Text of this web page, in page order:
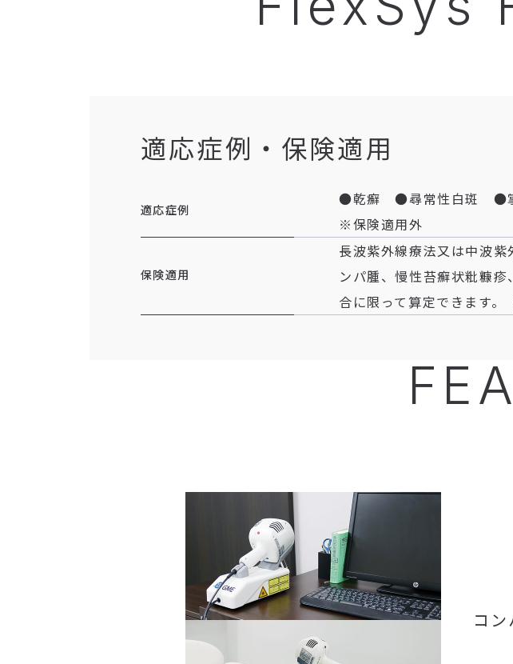
適応症例・保険適用
適応症例
●乾癬 ●尋常性白斑 ●
※保険適用外
保険適用
長波紫外線療法又は中波
ンパ腫、慢性苔癬状粃糠
合に限って算定できます。
コ